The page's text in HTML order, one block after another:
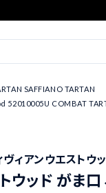
SAFFIANO TARTAN
COMBAT
ィアンウエストウ
ウッド がま